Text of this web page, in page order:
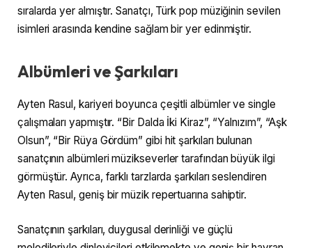
sıralarda yer almıştır. Sanatçı, Türk pop müziğinin sevilen
isimleri arasında kendine sağlam bir yer edinmiştir.
Albümleri ve Şarkıları
Ayten Rasul, kariyeri boyunca çeşitli albümler ve single
çalışmaları yapmıştır. “Bir Dalda İki Kiraz”, “Yalnızım”, “Aşk
Olsun”, “Bir Rüya Gördüm” gibi hit şarkıları bulunan
sanatçının albümleri müzikseverler tarafından büyük ilgi
görmüştür. Ayrıca, farklı tarzlarda şarkıları seslendiren
Ayten Rasul, geniş bir müzik repertuarına sahiptir.
Sanatçının şarkıları, duygusal derinliği ve güçlü